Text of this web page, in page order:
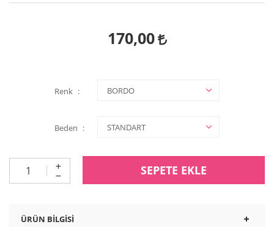
170,00
Renk
Beden
SEPETE EKLE
ÜRÜN BILGISI